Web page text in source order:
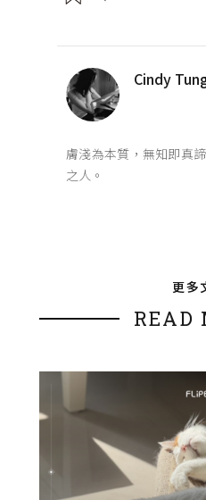
Cindy
膚淺為本質，無知即真
之人。
更多
READ